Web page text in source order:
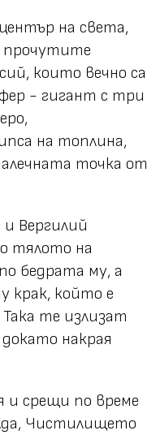
на света,
прочутите
които вечно са
- гигант с три
на топлина,
точка от
Вергилий
тялото на
бедрата му, а
крак, който е
те излизат
накрая
и срещи по време
Чистилището